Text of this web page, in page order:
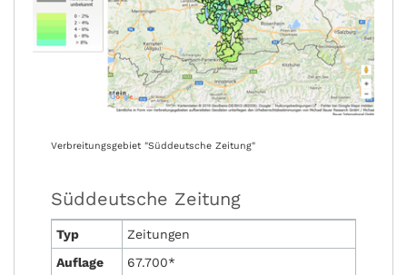
Verbreitungsgebiet "Süddeutsche Zeitung"
Süddeutsche Zeitung
Typ
Zeitungen
Auflage
67.700*